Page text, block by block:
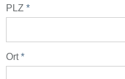
PLZ *
Ort*